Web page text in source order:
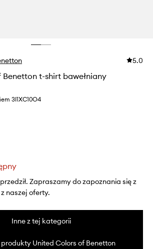
5.0
t-shirt bawełniany
3I1XC10O4
Zapraszamy do zapoznania się z
naszej oferty.
Inne z tej kategorii
United Colors of Benetton